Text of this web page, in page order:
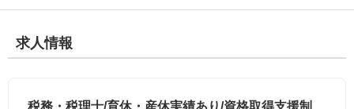
求人情報
税務・税理士/育休・産休実績あり/資格取得支援制